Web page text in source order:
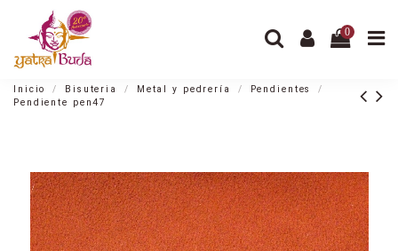
0
Inicio Bisuteria Metal y pedrería
Pendientes
Pendiente pen47